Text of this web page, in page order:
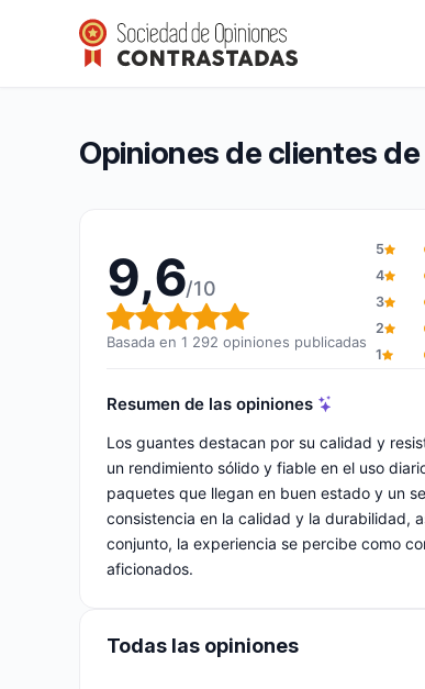
BKeeper Gloves
Calificación global: 9,6 de 10
9,6/10(1 292 opiniones)
Opiniones de clientes
9,6/10
Calificación global: 9,6
Basada en 1 292 opiniones publicadas
5
4
3
2
1
Resumen de las opiniones
Los guantes destacan por su calidad y
un rendimiento sólido y fiable en el uso
paquetes que llegan en buen estado y un
consistencia en la calidad y la durabilidad,
conjunto, la experiencia se percibe como
aficionados.
Todas las opiniones